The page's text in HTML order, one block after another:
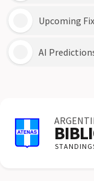
Upcoming
AI